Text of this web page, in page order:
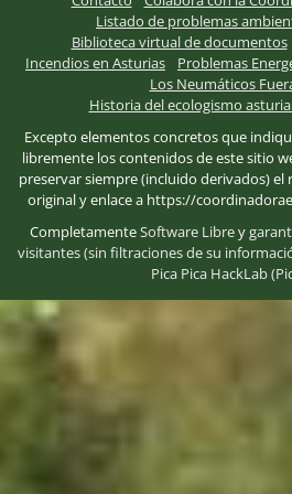
Listado de problemas
Biblioteca virtual de documentos
Incendios en Asturias
Problemas
Los Neumáticos
Historia del ecologismo
Excepto elementos concretos que
libremente los contenidos de este sitio
preservar siempre (incluido derivados)
original y enlace a https://
CompletamenteSoftware Librey
visitantes (sin filtraciones de su
Pica Pica HackLab